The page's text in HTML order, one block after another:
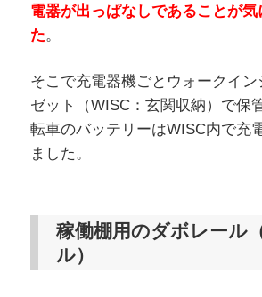
電器が出っぱなしであることが気
た。
そこで充電器機ごとウォークイ
ゼット（WISC：玄関収納）で保
転車のバッテリーはWISC内で充
ました。
稼働棚用のダボレール
ル）